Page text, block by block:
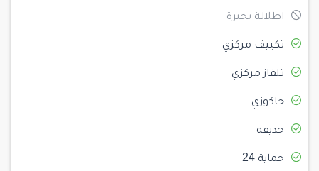
اطلالة بحيرة
تكييف مركزي
تلفاز مركزي
جاكوزي
حديقة
حماية 24